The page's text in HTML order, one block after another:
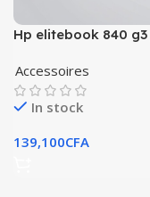
Hp elitebook 840
ram
Accessoires
In stock
139,100CFA